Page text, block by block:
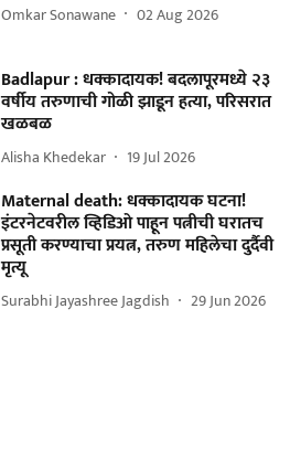
Omkar Sonawane 02 Aug 2026
Badlapur : धक्कादायक! बदलापूरमध्ये २३
वर्षीय तरुणाची गोळी झाडून हत्या, परिसरात
खळबळ
Alisha Khedekar 19 Jul 2026
Maternal death: धक्कादायक घटना!
इंटरनेटवरील व्हिडिओ पाहून पत्नीची घरातच
प्रसूती करण्याचा प्रयत्न, तरुण महिलेचा दुर्दैवी
मृत्यू
Surabhi Jayashree Jagdish 29 Jun 2026